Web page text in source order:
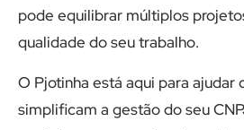
pode equilibrar múltiplos
qualidade do seu trabalho.
O Pjotinha está aqui para ajudar
simplificam a gestão do seu